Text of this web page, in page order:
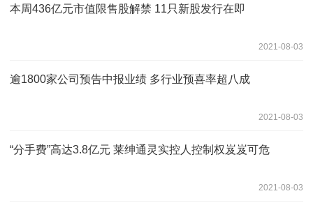
本周436亿元市值限售股解禁 11只新股发行在即
2021-08-03
逾1800家公司预告中报业绩 多行业预喜率超八成
2021-08-03
“分手费”高达3.8亿元 莱绅通灵实控人控制权岌岌可危
2021-08-03